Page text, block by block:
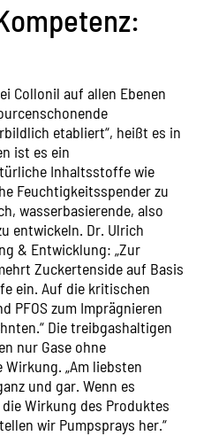
Collonil auf allen Ebenen
etabliert“, heißt es in
ist es ein
Inhaltsstoffe wie
Feuchtigkeitsspender zu
wasserbasierende, also
entwickeln. Dr. Ulrich
& Entwicklung: „Zur
Zuckertenside auf Basis
ein. Auf die kritischen
PFOS zum Imprägnieren
Die treibgashaltigen
nur Gase ohne
„Am liebsten
und gar. Wenn es
Wirkung des Produktes
wir Pumpsprays her.“